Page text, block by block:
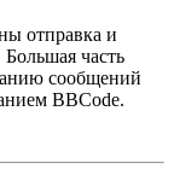
отправка и
часть
сообщений
BBCode.